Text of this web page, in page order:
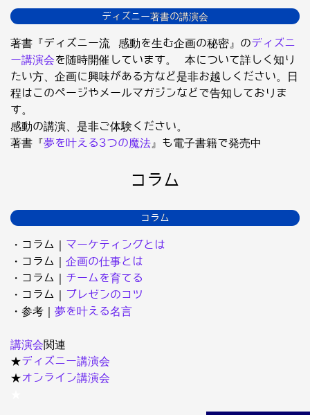
ディズニー著書の講演会
著書『ディズニー流 感動を生む企画の秘密』のディズニ
ー講演会を随時開催しています。 本について詳しく知り
たい方、企画に興味がある方など是非お越しください。日
程はこのページやメールマガジンなどで告知しておりま
す。
感動の講演、是非ご体験ください。
著書『夢を叶える3つの魔法 』も電子書籍で発売中
コラム
コラム
・コラム｜ マーケティングとは
・コラム｜ 企画の仕事とは
・コラム｜ チームを育てる
・コラム｜ プレゼンのコツ
・参考｜ 夢を叶える名言
講演会関連
★ディズニー講演会
★オンライン講演会